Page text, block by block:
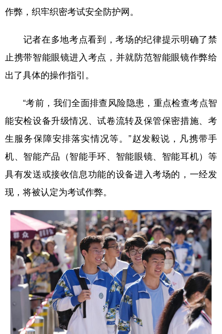
作弊，织牢织密考试安全防护网。
记者在多地考点看到，考场的纪律提示明确了禁
止携带智能眼镜进入考点，并就防范智能眼镜作弊给
出了具体的操作指引。
“考前，我们全面排查风险隐患，重点检查考点智
能安检设备升级情况、试卷流转及保管保密措施、考
生服务保障安排落实情况等。”赵发毅说，凡携带手
机、智能产品（智能手环、智能眼镜、智能耳机）等
具有发送或接收信息功能的设备进入考场的，一经发
现，将被认定为考试作弊。